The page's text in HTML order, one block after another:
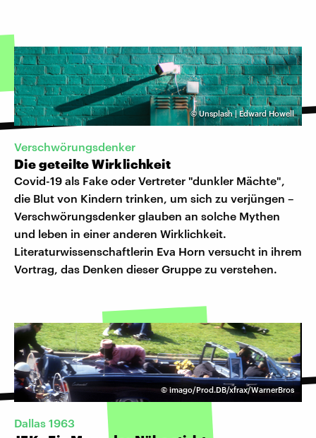
©Unsplash | Edward Howell
Verschwörungsdenker
Die geteilte Wirklichkeit
Covid-19 als Fake oder Vertreter "dunkler Mächte",
die Blut von Kindern trinken, um sich zu verjüngen –
Verschwörungsdenker glauben an solche Mythen
und leben in einer anderen Wirklichkeit.
Literaturwissenschaftlerin Eva Horn versucht in ihrem
Vortrag, das Denken dieser Gruppe zu verstehen.
© imago/Prod.DB/xfrax/WarnerBros
Dallas 1963